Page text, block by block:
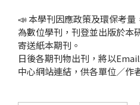
📣 本學刊因應政策及環保考
為數位學刊，刊登並出版於本
寄送紙本期刊。
日後各期刊物出刊，將以
中心網站連結，供各單位／作